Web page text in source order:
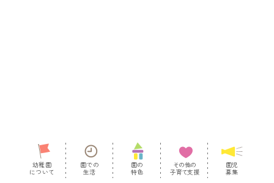
幼稚園
について
園での
生活
園の
特色
その他の
子育て支援
園児
募集